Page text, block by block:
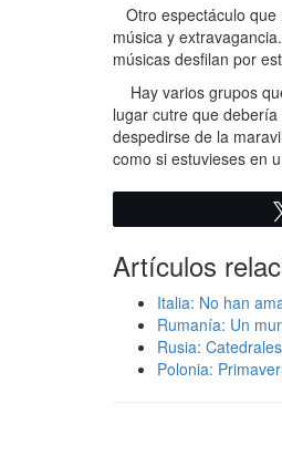
Otro espectáculo que
música y
músicas desfilan por
Hay varios grupos
lugar cutre que
despedirse de la
como si estuvieses en
Artículos
Italia: No han
Rumanía: Un
Rusia:
Polonia: